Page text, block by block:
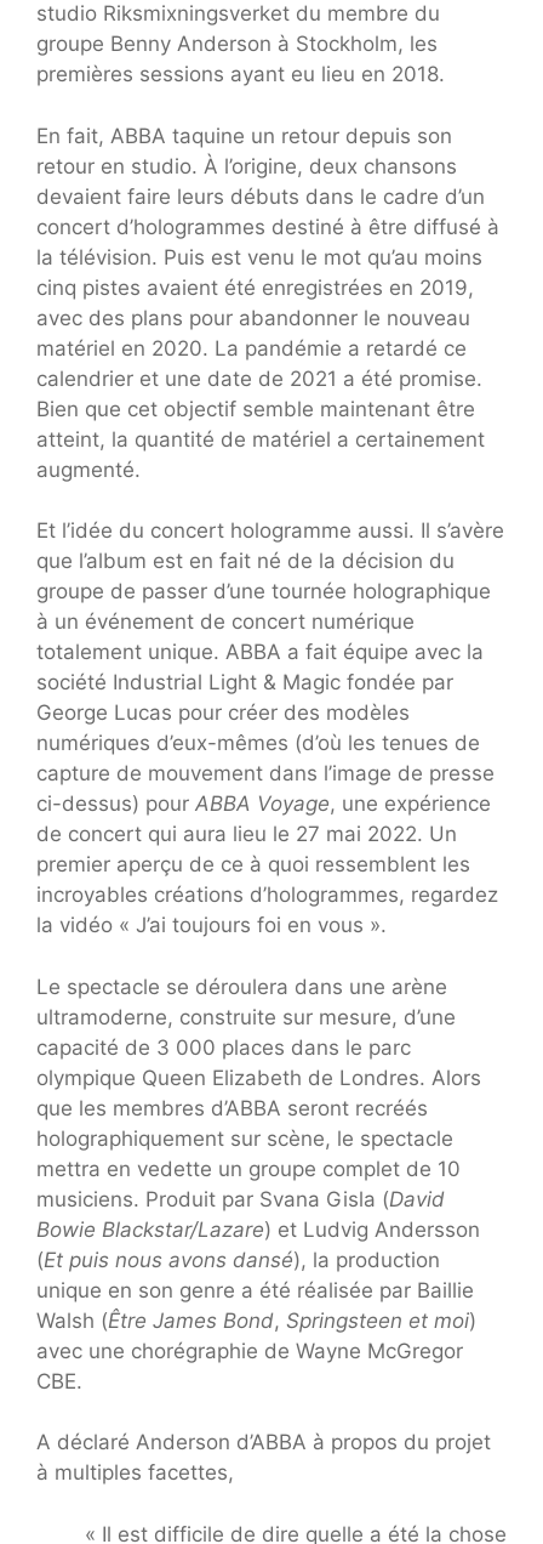
studio Riksmixningsverket du membre du
groupe Benny Anderson à Stockholm, les
premières sessions ayant eu lieu en 2018.
En fait, ABBA taquine un retour depuis son
retour en studio. À l’origine, deux chansons
devaient faire leurs débuts dans le cadre d’un
concert d’hologrammes destiné à être diffusé à
la télévision. Puis est venu le mot qu’au moins
cinq pistes avaient été enregistrées en 2019,
avec des plans pour abandonner le nouveau
matériel en 2020. La pandémie a retardé ce
calendrier et une date de 2021 a été promise.
Bien que cet objectif semble maintenant être
atteint, la quantité de matériel a certainement
augmenté.
Et l’idée du concert hologramme aussi. Il s’avère
que l’album est en fait né de la décision du
groupe de passer d’une tournée holographique
à un événement de concert numérique
totalement unique. ABBA a fait équipe avec la
société Industrial Light & Magic fondée par
George Lucas pour créer des modèles
numériques d’eux-mêmes (d’où les tenues de
capture de mouvement dans l’image de presse
ci-dessus) pour ABBA Voyage, une expérience
de concert qui aura lieu le 27 mai 2022. Un
premier aperçu de ce à quoi ressemblent les
incroyables créations d’hologrammes, regardez
la vidéo « J’ai toujours foi en vous ».
Le spectacle se déroulera dans une arène
ultramoderne, construite sur mesure, d’une
capacité de 3 000 places dans le parc
olympique Queen Elizabeth de Londres. Alors
que les membres d’ABBA seront recréés
holographiquement sur scène, le spectacle
mettra en vedette un groupe complet de 10
musiciens. Produit par Svana Gisla (David
Bowie Blackstar/Lazare) et Ludvig Andersson
(Et puis nous avons dansé), la production
unique en son genre a été réalisée par Baillie
Walsh (Être James Bond, Springsteen et moi)
avec une chorégraphie de Wayne McGregor
CBE.
A déclaré Anderson d’ABBA à propos du projet
à multiples facettes,
« Il est difficile de dire quelle a été la chose